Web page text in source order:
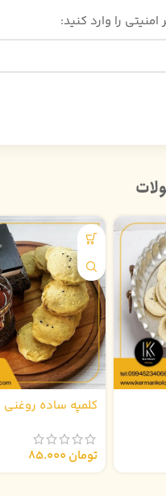
را وارد کنید:
کلمپه ساده روغنی
تومان